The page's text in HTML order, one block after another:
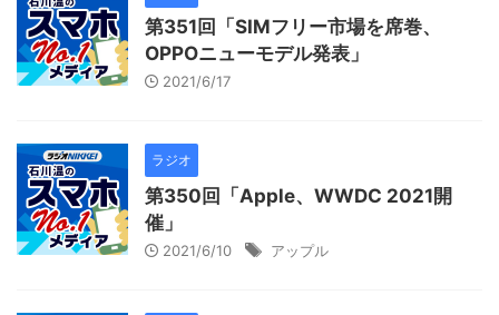
第351回「SIMフリー市場を席巻、
OPPOニューモデル発表」
2021/6/17
ラジオ
第350回「Apple、WWDC 2021開
催」
2021/6/10 アップル